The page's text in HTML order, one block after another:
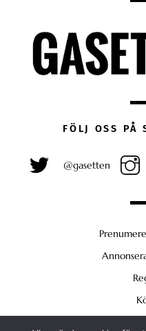
FÖLJ OSS PÅ
@gasetten